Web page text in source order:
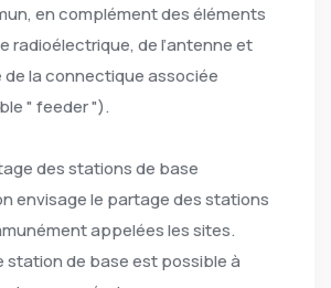
en complément des éléments
radioélectrique, de l’antenne et
de la connectique associée
" feeder ").
des stations de base
envisage le partage des stations
appelées les sites.
station de base est possible à